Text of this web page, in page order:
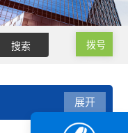
拨号
展开